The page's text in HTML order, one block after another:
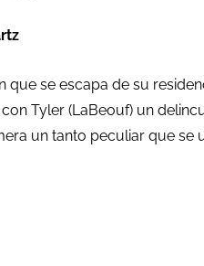
que se escapa de su
Tyler (LaBeouf) un
un tanto peculiar que se